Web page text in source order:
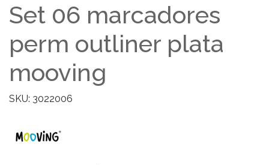
Set 06 marcadores
perm outliner plata
mooving
SKU: 3022006